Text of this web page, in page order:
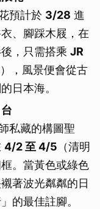
預計於 3/28 進
、腳踩木屐，在
，只需搭乘 JR
，風景便會從古
日本海。
私藏的構圖聖
4/2 至 4/5 （清明
。當黃色或綠色
著波光粼粼的日
的最佳註腳。